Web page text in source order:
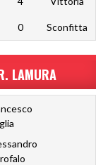
0 Sconfitta
LAMURA